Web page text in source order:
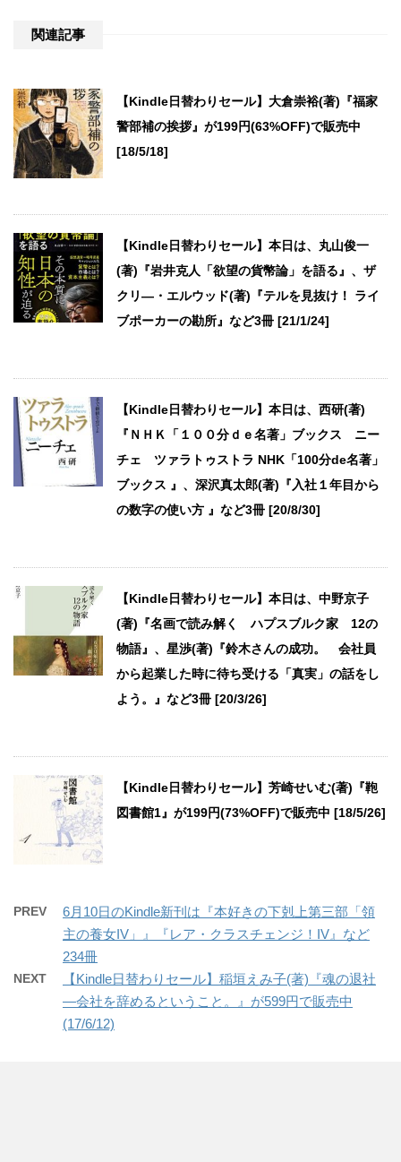
関連記事
【Kindle日替わりセール】大倉崇裕(著)『福家
警部補の挨拶』が199円(63%OFF)で販売中
[18/5/18]
【Kindle日替わりセール】本日は、丸山俊一
(著)『岩井克人「欲望の貨幣論」を語る』、ザ
クリ―・エルウッド(著)『テルを見抜け！ ライ
ブポーカーの勘所』など3冊 [21/1/24]
【Kindle日替わりセール】本日は、西研(著)
『ＮＨＫ「１００分ｄｅ名著」ブックス ニー
チェ ツァラトゥストラ NHK「100分de名著」
ブックス 』、深沢真太郎(著)『入社１年目から
の数字の使い方 』など3冊 [20/8/30]
【Kindle日替わりセール】本日は、中野京子
(著)『名画で読み解く ハプスブルク家 12の
物語』、星渉(著)『鈴木さんの成功。 会社員
から起業した時に待ち受ける「真実」の話をし
よう。』など3冊 [20/3/26]
【Kindle日替わりセール】芳崎せいむ(著)『鞄
図書館1』が199円(73%OFF)で販売中 [18/5/26]
PREV
6月10日のKindle新刊は『本好きの下剋上第三部「領
主の養女IV」』『レア・クラスチェンジ！IV』など
234冊
NEXT
【Kindle日替わりセール】稲垣えみ子(著)『魂の退社
―会社を辞めるということ。』が599円で販売中
(17/6/12)